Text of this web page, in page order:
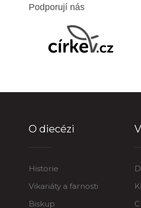
Podporují nás
O diecézi
Historie
Vikariáty a farnosti
Biskup